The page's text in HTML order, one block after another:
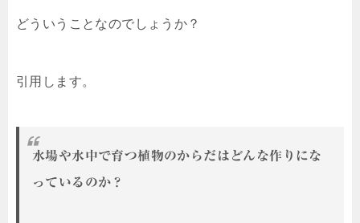
どういうことなのでしょうか？
引用します。
水場や水中で育つ植物のからだはどんな作りにな
っているのか？